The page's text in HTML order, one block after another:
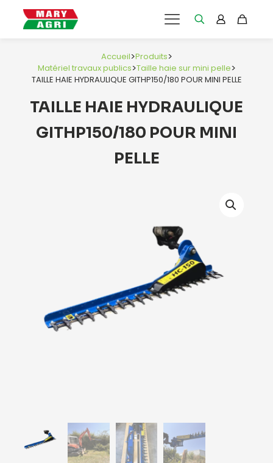
Accueil>Produits>
Matériel travaux publics>Taille haie sur mini pelle>
TAILLE HAIE HYDRAULIQUE GITHP150/180 POUR MINI PELLE
TAILLE HAIE HYDRAULIQUE
GITHP150/180 POUR MINI
PELLE